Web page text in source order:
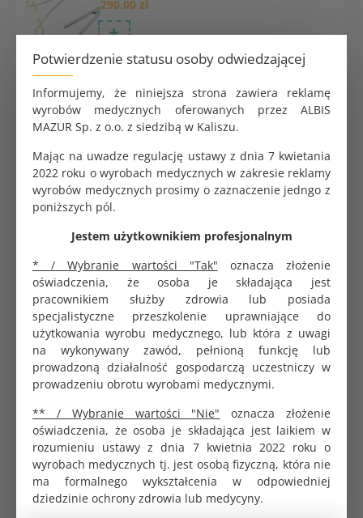
Potwierdzenie statusu osoby odwiedzającej
Informujemy, że niniejsza strona zawiera reklamę
wyrobów medycznych oferowanych przez ALBIS
MAZUR Sp. z o.o. z siedzibą w Kaliszu.
Mając na uwadze regulację ustawy z dnia 7 kwietania
2022 roku o wyrobach medycznych w zakresie reklamy
wyrobów medycznych prosimy o zaznaczenie jedngo z
poniższych pól.
Jestem użytkownikiem profesjonalnym
* / Wybranie wartości "Tak" oznacza złożenie
oświadczenia, że osoba je składająca jest
pracownikiem służby zdrowia lub posiada
specjalistyczne przeszkolenie uprawniające do
użytkowania wyrobu medycznego, lub która z uwagi
na wykonywany zawód, pełnioną funkcję lub
prowadzoną działalność gospodarczą uczestniczy w
prowadzeniu obrotu wyrobami medycznymi.
** / Wybranie wartości "Nie" oznacza złożenie
oświadczenia, że osoba je składająca jest laikiem w
rozumieniu ustawy z dnia 7 kwietnia 2022 roku o
wyrobach medycznych tj. jest osobą fizyczną, która nie
ma formalnego wykształcenia w odpowiedniej
dziedzinie ochrony zdrowia lub medycyny.
290.00 zł
290.00 zł
Klem Wertheim ząbkowane 250 mm
291.60 zł
Klem DeBakey ząbkowane 90° 200 mm Gold
290.00 zł
Klem DeBakey ząbkowane proste 240 mm